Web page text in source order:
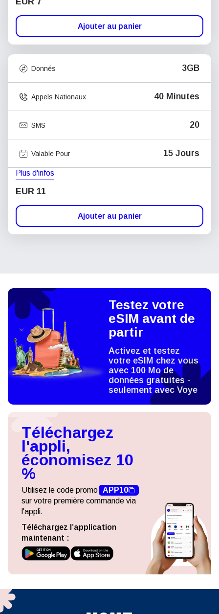
Ajouter au panier
Donnés 3GB
Appels Nationaux 40 Minutes
SMS 20
Valable Pour 15 Jours
Plus d'infos
EUR 11
Ajouter au panier
Testez votre
eSIM avant de
partir
Activez et testez
votre eSIM chez vous
avec 100 Mo de
données gratuites -
seulement avec Voye
Téléchargez
l'appli,
économisez 10
%
Utilisez le code promo APP10
sur votre première commande via
l'appli.
Téléchargez l’application
maintenant :